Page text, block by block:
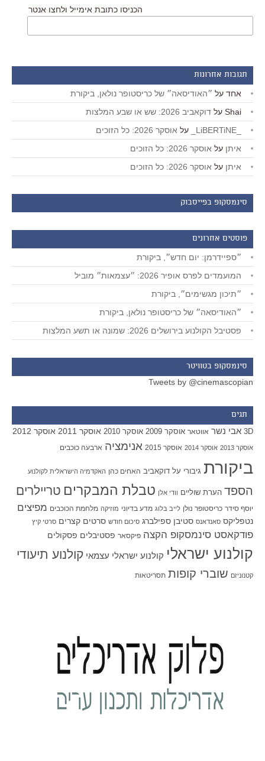
הכניסו כתובת אימייל ולחצו אנטר
תגובות אחרונות
אחד על ״האודיסאה״ של כריסטופר נולאן, ביקורת
Shai על דוקאביב 2026: שש או שבע המלצות
על אוסקר 2026: כל הזוכים
איתן על אוסקר 2026: כל הזוכים
איתן על אוסקר 2026: כל הזוכים
סינמסקופ בפייסבוק
פוסטים אחרונים
״ספיידרמן: יום חדש״, ביקורת
המועמדים לפרס אופיר 2026: ״עצמאות״ מוביל
״תיכון מגשימים״, ביקורת
״האודיסאה״ של כריסטופר נולאן, ביקורת
פסטיבל הקולנוע בירושלים 2026: שמונה או תשע המלצות
סינמסקופ בטוויטר
Tweets by @cinemascopian
תגים
3D אבי נשר אווטאר אוסקר 2009 אוסקר 2010 אוסקר 2011 אוסקר 2012
אוסקר 2013 אוסקר 2014 אוסקר 2015 אנימציה ארבעה כוכבים
ביקורת גיבורי על דוקאביב האחים כהן האקדמיה הישראלית לקולנוע
הספד הערת שוליים וודי אלן טבלת המבקרים טריילרים
יוסף סידר כריסטופר נולן לייב בלוג מדע בדיוני מוזיקה מלחמת הכוכבים מפיצים
נטפליקס סאנדאנס סטיבן ספילברג סיכום חודש סרטים קצרים סרטי קיץ
פודקאסט סינמסקופ הקצה פיקסאר פסטיבלים פסקולים
קולנוע ישראלי קולנוע ישראלי עצמאי קולנוע תיעודי
קטנוניזם שוברי קופות תסריטאות